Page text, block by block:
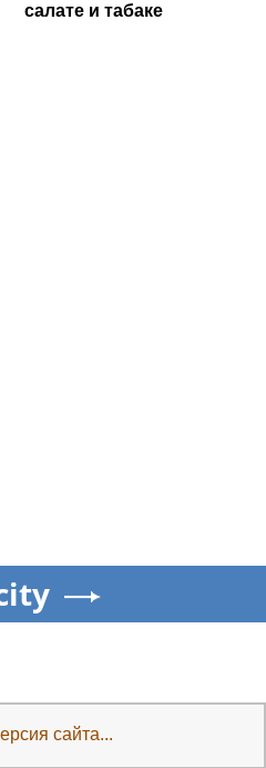
салате и табаке
сайта...